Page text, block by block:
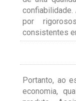
por
consistentes
Portanto, ao
economia,